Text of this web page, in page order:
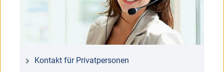
Kontakt für Privatpersonen